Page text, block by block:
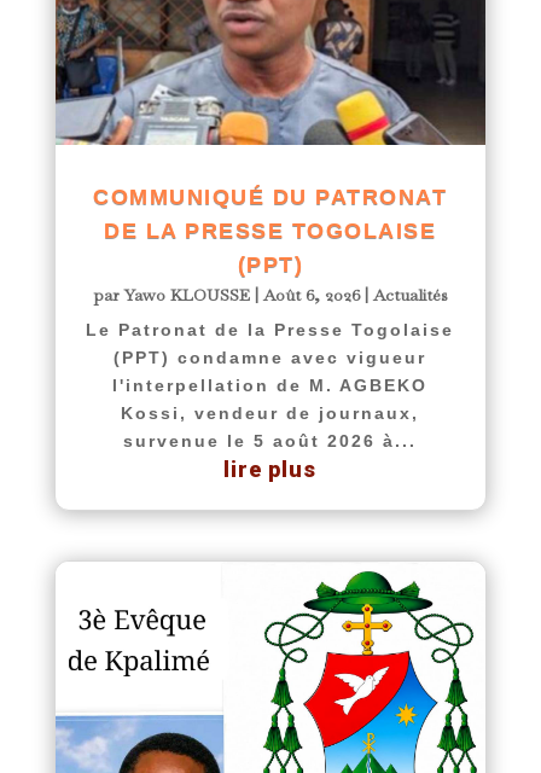
COMMUNIQUÉ DU PATRONAT
DE LA PRESSE TOGOLAISE
(PPT)
parYawo KLOUSSE|Août 6, 2026|Actualités
Le Patronat de la Presse Togolaise
(PPT) condamne avec vigueur
l'interpellation de M. AGBEKO
Kossi, vendeur de journaux,
survenue le 5 août 2026 à...
lire plus